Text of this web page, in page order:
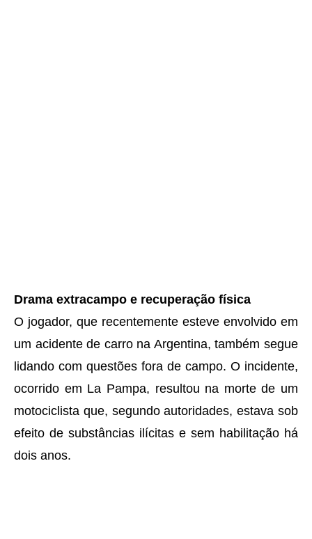
Drama extracampo e recuperação física
O jogador, que recentemente esteve envolvido em
um acidente de carro na Argentina, também segue
lidando com questões fora de campo. O incidente,
ocorrido em La Pampa, resultou na morte de um
motociclista que, segundo autoridades, estava sob
efeito de substâncias ilícitas e sem habilitação há
dois anos.